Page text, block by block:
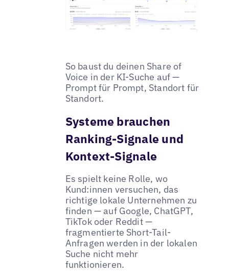
So baust du deinen Share of
Voice in der KI-Suche auf —
Prompt für Prompt, Standort für
Standort.
Systeme brauchen
Ranking-Signale und
Kontext-Signale
Es spielt keine Rolle, wo
Kund:innen versuchen, das
richtige lokale Unternehmen zu
finden — auf Google, ChatGPT,
TikTok oder Reddit —
fragmentierte Short-Tail-
Anfragen werden in der lokalen
Suche nicht mehr
funktionieren.